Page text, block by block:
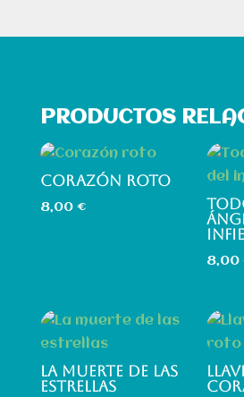
PRODUCTOS
CORAZÓN ROTO
8,00 €
8,00
LA MUERTE DE LAS
ESTRELLAS